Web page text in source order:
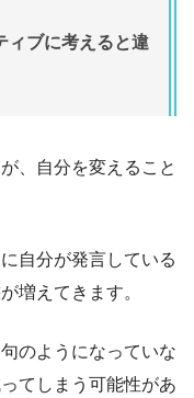
ィブに考えると違
、自分を変えること
自分が発言している
増えてきます。
のようになっていな
てしまう可能性があ